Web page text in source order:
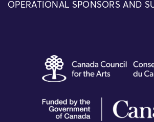
OPERATIONAL SPONSORS AND